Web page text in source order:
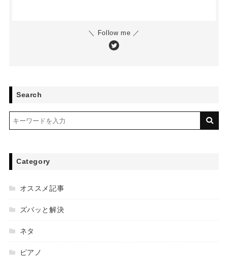
＼ Follow me ／
Search
Category
オススメ記事
ズバッと解決
ネタ
ピアノ